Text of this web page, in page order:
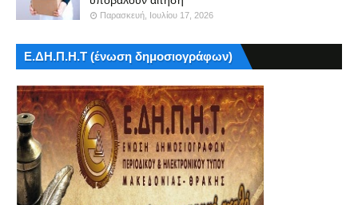
Παρασκευή, Ιουλίου 17, 2026
Ε.ΔΗ.Π.Η.Τ (ένωση δημοσιογράφων)